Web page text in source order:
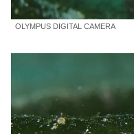
OLYMPUS DIGITAL CAMERA